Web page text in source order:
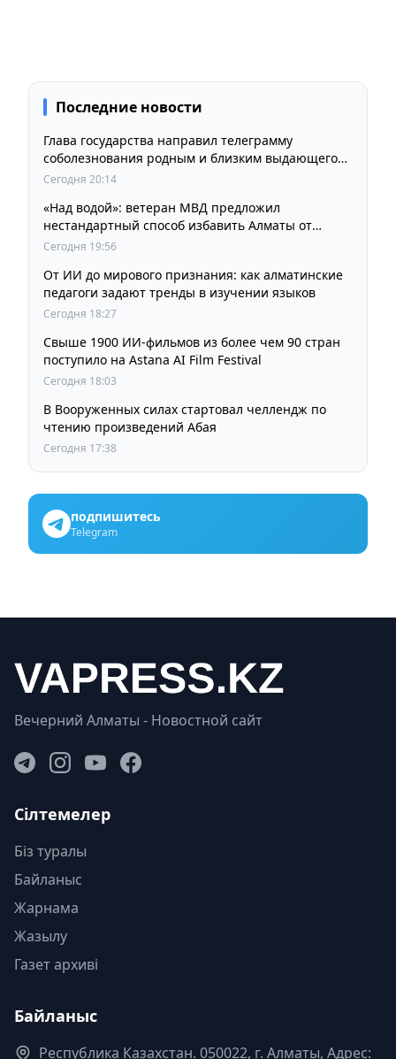
Последние новости
Глава государства направил телеграмму
соболезнования родным и близким выдающегося
кинорежиссера Ардака Амиркулова
Сегодня 20:14
«Над водой»: ветеран МВД предложил
нестандартный способ избавить Алматы от
пробок и смога
Сегодня 19:56
От ИИ до мирового признания: как алматинские
педагоги задают тренды в изучении языков
Сегодня 18:27
Свыше 1900 ИИ-фильмов из более чем 90 стран
поступило на Astana AI Film Festival
Сегодня 18:03
В Вооруженных силах стартовал челлендж по
чтению произведений Абая
Сегодня 17:38
подпишитесь
Telegram
Вечерний Алматы - Новостной сайт
Сілтемелер
Біз туралы
Байланыс
Жарнама
Жазылу
Газет архиві
Байланыс
Республика Казахстан. 050022, г. Алматы, Адрес: